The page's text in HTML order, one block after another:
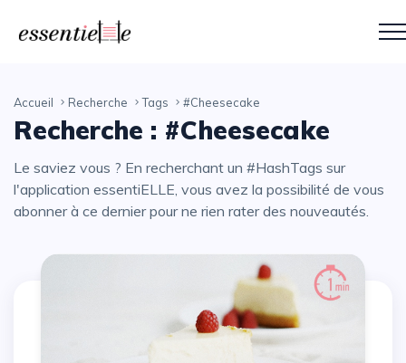
Accueil Recherche Tags #Cheesecake
Recherche : #Cheesecake
Le saviez vous ? En recherchant un #HashTags sur
l'application essentiELLE, vous avez la possibilité de vous
abonner à ce dernier pour ne rien rater des nouveautés.